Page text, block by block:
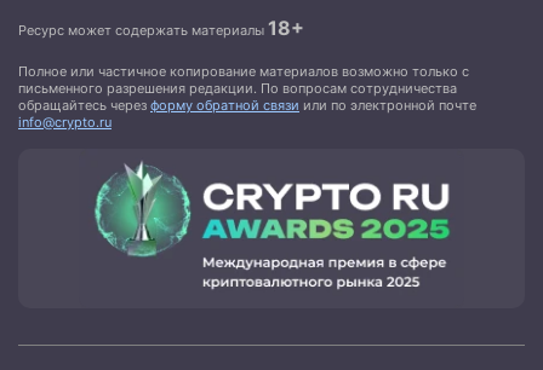
Ресурс может содержать материалы 18+
Полное или частичное копирование материалов возможно только с
письменного разрешения редакции. По вопросам сотрудничества
обращайтесь через форму обратной связи или по электронной почте
info@crypto.ru